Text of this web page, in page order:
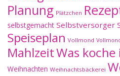
Planung Plätzchen
selbstgemacht Selbstversorger
Speiseplan Vollmond
MahlzeitWas
Weihnachten Weihnachtsbäckerei